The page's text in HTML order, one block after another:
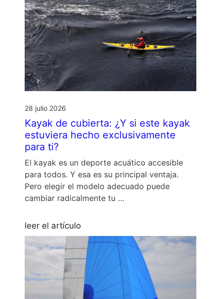
28 julio 2026
Kayak de cubierta: ¿Y si este kayak
estuviera hecho exclusivamente
para ti?
El kayak es un deporte acuático accesible
para todos. Y esa es su principal ventaja.
Pero elegir el modelo adecuado puede
cambiar radicalmente tu …
leer el artículo